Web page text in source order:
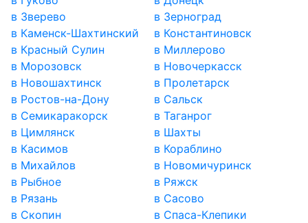
в Зверево
в Зерноград
в Каменск-Шахтинский
в Константиновск
в Красный Сулин
в Миллерово
в Морозовск
в Новочеркасск
в Новошахтинск
в Пролетарск
в Ростов-на-Дону
в Сальск
в Семикаракорск
в Таганрог
в Цимлянск
в Шахты
в Касимов
в Кораблино
в Михайлов
в Новомичуринск
в Рыбное
в Ряжск
в Рязань
в Сасово
в Скопин
в Спаса-Клепики